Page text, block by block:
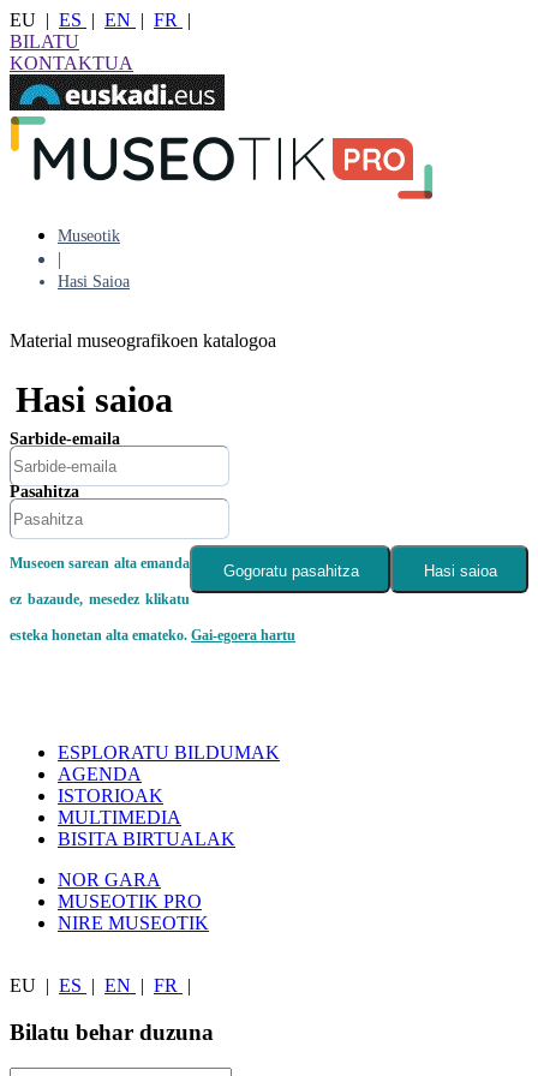
EU | ES | EN | FR
|
BILATU
KONTAKTUA
Museotik
|
Hasi Saioa
Material museografikoen katalogoa
Hasi saioa
Sarbide-emaila
Pasahitza
Hasi saioa
Gogoratu pasahitza
Museoen sarean alta emanda
ez bazaude, mesedez klikatu
esteka honetan alta emateko. Gai-egoera hartu
ESPLORATU BILDUMAK
AGENDA
ISTORIOAK
MULTIMEDIA
BISITA BIRTUALAK
NOR GARA
MUSEOTIK PRO
NIRE MUSEOTIK
EU | ES | EN | FR |
Bilatu behar duzuna